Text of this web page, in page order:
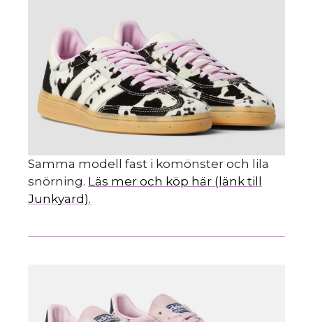
Samma modell fast i komönster och lila
snörning. Läs mer och köp här (länk till
Junkyard).